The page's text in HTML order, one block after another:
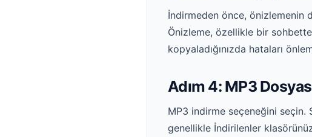
İndirmeden önce, önizlemenin
Önizleme, özellikle bir
kopyaladığınızda hataları
Adım 4: MP3
MP3 indirme seçeneğini seçin.
genellikle İndirilenler